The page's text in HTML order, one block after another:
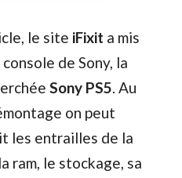
le site iFixit a mis
de Sony, la
Sony PS5. Au
on peut
les entrailles de la
ram, le stockage, sa